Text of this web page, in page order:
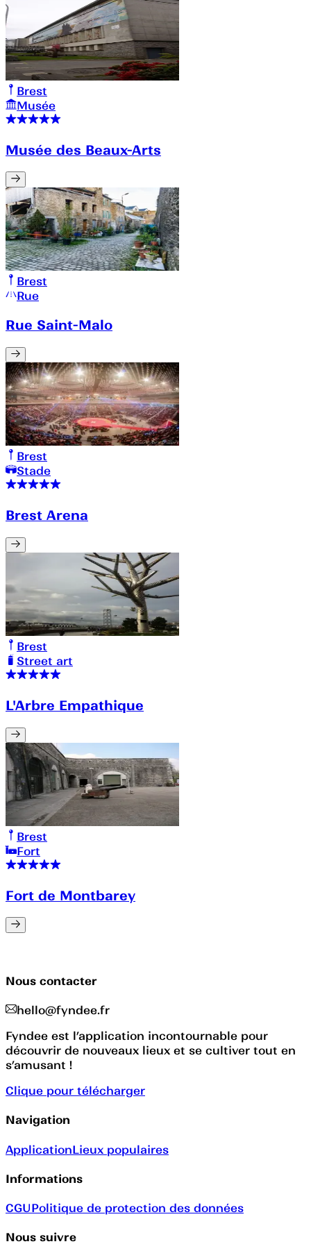
Brest
Musée
Musée des Beaux-Arts
Brest
Rue
Rue Saint-Malo
Brest
Stade
Brest Arena
Brest
Street art
L'Arbre Empathique
Brest
Fort
Fort de Montbarey
Nous contacter
hello@fyndee.fr
Fyndee est l’application incontournable pour
découvrir de nouveaux lieux et se cultiver tout en
s’amusant !
Clique pour télécharger
Navigation
ApplicationLieux populaires
Informations
CGUPolitique de protection des données
Nous suivre